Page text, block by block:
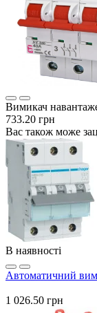
Вимикач
733.20 грн
Вас також може
В наявності
Автоматичний
1 026.50 грн